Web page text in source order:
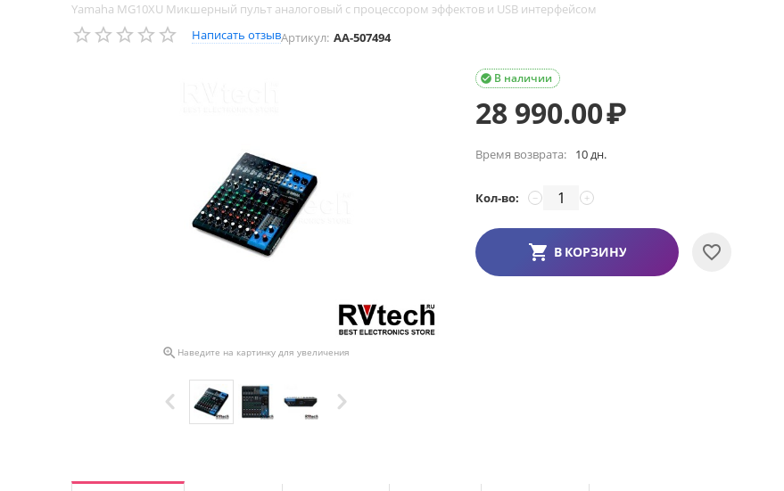
Yamaha MG10XU Микшерный пульт аналоговый с процессором эффектов и USB интерфейсом
Написать отзывАртикул: AA-507494
 Наведите на картинку для увеличения
В наличии

28 990.00₽
Время возврата: 10 дн.
Кол-во: +
−
В КОРЗИНУ